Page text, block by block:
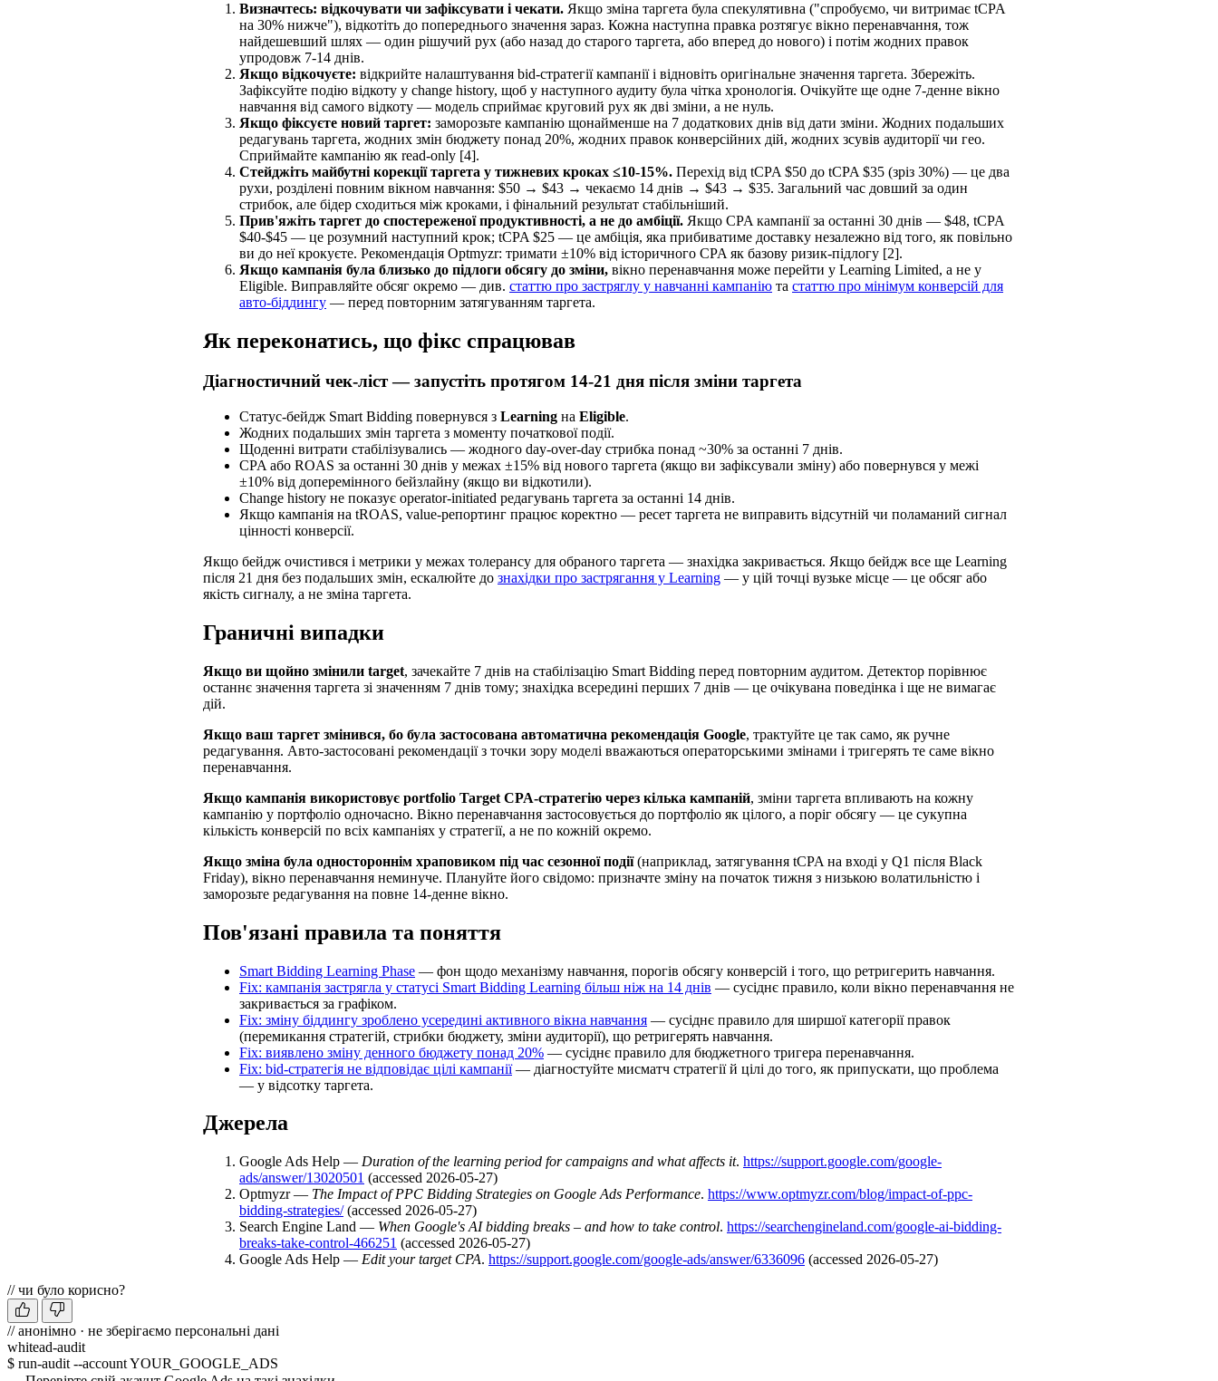
Визначтесь: відкочувати чи зафіксувати і чекати. Якщо зміна таргета була спекулятивна ("спробуємо, чи витримає tCPA
на 30% нижче"), відкотіть до попереднього значення зараз. Кожна наступна правка розтягує вікно перенавчання, тож
найдешевший шлях — один рішучий рух (або назад до старого таргета, або вперед до нового) і потім жодних правок
упродовж 7-14 днів.
Якщо відкочуєте: відкрийте налаштування bid-стратегії кампанії і відновіть оригінальне значення таргета. Збережіть.
Зафіксуйте подію відкоту у change history, щоб у наступного аудиту була чітка хронологія. Очікуйте ще одне 7-денне вікно
навчання від самого відкоту — модель сприймає круговий рух як дві зміни, а не нуль.
Якщо фіксуєте новий таргет: заморозьте кампанію щонайменше на 7 додаткових днів від дати зміни. Жодних подальших
редагувань таргета, жодних змін бюджету понад 20%, жодних правок конверсійних дій, жодних зсувів аудиторії чи гео.
Сприймайте кампанію як read-only [4].
Стейджіть майбутні корекції таргета у тижневих кроках ≤10-15%. Перехід від tCPA $50 до tCPA $35 (зріз 30%) — це два
рухи, розділені повним вікном навчання: $50 → $43 → чекаємо 14 днів → $43 → $35. Загальний час довший за один
стрибок, але бідер сходиться між кроками, і фінальний результат стабільніший.
Прив'яжіть таргет до спостереженої продуктивності, а не до амбіції. Якщо CPA кампанії за останні 30 днів — $48, tCPA
$40-$45 — це розумний наступний крок; tCPA $25 — це амбіція, яка прибиватиме доставку незалежно від того, як повільно
ви до неї крокуєте. Рекомендація Optmyzr: тримати ±10% від історичного CPA як базову ризик-підлогу [2].
Якщо кампанія була близько до підлоги обсягу до зміни, вікно перенавчання може перейти у Learning Limited, а не у
Eligible. Виправляйте обсяг окремо — див. статтю про застряглу у навчанні кампанію та статтю про мінімум конверсій для
авто-біддингу — перед повторним затягуванням таргета.
Як переконатись, що фікс спрацював
Діагностичний чек-ліст — запустіть протягом 14-21 дня після зміни таргета
Статус-бейдж Smart Bidding повернувся з Learning на Eligible.
Жодних подальших змін таргета з моменту початкової події.
Щоденні витрати стабілізувались — жодного day-over-day стрибка понад ~30% за останні 7 днів.
CPA або ROAS за останні 30 днів у межах ±15% від нового таргета (якщо ви зафіксували зміну) або повернувся у межі
±10% від доперемінного бейзлайну (якщо ви відкотили).
Change history не показує operator-initiated редагувань таргета за останні 14 днів.
Якщо кампанія на tROAS, value-репортинг працює коректно — ресет таргета не виправить відсутній чи поламаний сигнал
цінності конверсії.
Якщо бейдж очистився і метрики у межах толерансу для обраного таргета — знахідка закривається. Якщо бейдж все ще Learning
після 21 дня без подальших змін, ескалюйте до знахідки про застрягання у Learning — у цій точці вузьке місце — це обсяг або
якість сигналу, а не зміна таргета.
Граничні випадки
Якщо ви щойно змінили target, зачекайте 7 днів на стабілізацію Smart Bidding перед повторним аудитом. Детектор порівнює
останнє значення таргета зі значенням 7 днів тому; знахідка всередині перших 7 днів — це очікувана поведінка і ще не вимагає
дій.
Якщо ваш таргет змінився, бо була застосована автоматична рекомендація Google, трактуйте це так само, як ручне
редагування. Авто-застосовані рекомендації з точки зору моделі вважаються операторськими змінами і тригерять те саме вікно
перенавчання.
Якщо кампанія використовує portfolio Target CPA-стратегію через кілька кампаній, зміни таргета впливають на кожну
кампанію у портфоліо одночасно. Вікно перенавчання застосовується до портфоліо як цілого, а поріг обсягу — це сукупна
кількість конверсій по всіх кампаніях у стратегії, а не по кожній окремо.
Якщо зміна була одностороннім храповиком під час сезонної події(наприклад, затягування tCPA на вході у Q1 після Black
Friday), вікно перенавчання неминуче. Плануйте його свідомо: призначте зміну на початок тижня з низькою волатильністю і
заморозьте редагування на повне 14-денне вікно.
Пов'язані правила та поняття
Smart Bidding Learning Phase — фон щодо механізму навчання, порогів обсягу конверсій і того, що ретригерить навчання.
Fix: кампанія застрягла у статусі Smart Bidding Learning більш ніж на 14 днів — сусіднє правило, коли вікно перенавчання не
закривається за графіком.
Fix: зміну біддингу зроблено усередині активного вікна навчання — сусіднє правило для ширшої категорії правок
(перемикання стратегій, стрибки бюджету, зміни аудиторії), що ретригерять навчання.
Fix: виявлено зміну денного бюджету понад 20% — сусіднє правило для бюджетного тригера перенавчання.
Fix: bid-стратегія не відповідає цілі кампанії— діагностуйте мисматч стратегії й цілі до того, як припускати, що проблема
— у відсотку таргета.
Джерела
Google Ads Help — Duration of the learning period for campaigns and what affects it. https://support.google.com/google-
ads/answer/13020501 (accessed 2026-05-27)
Optmyzr — The Impact of PPC Bidding Strategies on Google Ads Performance. https://www.optmyzr.com/blog/impact-of-ppc-
bidding-strategies/(accessed 2026-05-27)
Search Engine Land — When Google's AI bidding breaks – and how to take control. https://searchengineland.com/google-ai-bidding-
breaks-take-control-466251 (accessed 2026-05-27)
Google Ads Help — Edit your target CPA. https://support.google.com/google-ads/answer/6336096 (accessed 2026-05-27)
// чи було корисно?
// анонімно · не зберігаємо персональні дані
whitead-audit
$ run-audit --account YOUR_GOOGLE_ADS